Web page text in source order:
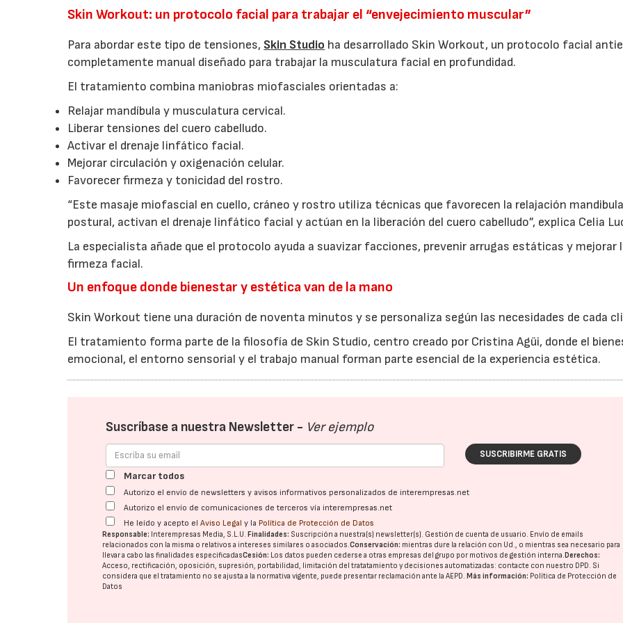
Skin Workout: un protocolo facial para trabajar el “envejecimiento muscular”
Para abordar este tipo de tensiones, Skin Studio ha desarrollado Skin Workout, un protocolo facial
completamente manual diseñado para trabajar la musculatura facial en profundidad.
El tratamiento combina maniobras miofasciales orientadas a:
Relajar mandíbula y musculatura cervical.
Liberar tensiones del cuero cabelludo.
Activar el drenaje linfático facial.
Mejorar circulación y oxigenación celular.
Favorecer firmeza y tonicidad del rostro.
“Este masaje miofascial en cuello, cráneo y rostro utiliza técnicas que favorecen la relajación
postural, activan el drenaje linfático facial y actúan en la liberación del cuero cabelludo”, explica Celia
La especialista añade que el protocolo ayuda a suavizar facciones, prevenir arrugas estáticas y mejorar
firmeza facial.
Un enfoque donde bienestar y estética van de la mano
Skin Workout tiene una duración de noventa minutos y se personaliza según las necesidades de cada
El tratamiento forma parte de la filosofía de Skin Studio, centro creado por Cristina Agüi, donde el
emocional, el entorno sensorial y el trabajo manual forman parte esencial de la experiencia estética.
Suscríbase a nuestra Newsletter - Ver ejemplo
SUSCRIBIRME GRATIS
Marcar todos
Autorizo el envío de newsletters y avisos informativos personalizados de interempresas.net
Autorizo el envío de comunicaciones de terceros vía interempresas.net
He leído y acepto elAviso Legal y la Política de Protección de Datos
Responsable: Interempresas Media, S.L.U.Finalidades: Suscripción a nuestra(s) newsletter(s). Gestión de cuenta de usuario. Envío de emails
relacionados con la misma o relativos a intereses similares o asociados.Conservación: mientras dure la relación con Ud., o mientras sea necesario para
llevar a cabo las finalidades especificadasCesión: Los datos pueden cederse a otras empresas del grupo por motivos de gestión interna.Derechos:
Acceso, rectificación, oposición, supresión, portabilidad, limitación del tratatamiento y decisiones automatizadas: contacte con nuestro DPD. Si
considera que el tratamiento no se ajusta a la normativa vigente, puede presentar reclamación ante laAEPD.Más información: Política de Protección de
Datos